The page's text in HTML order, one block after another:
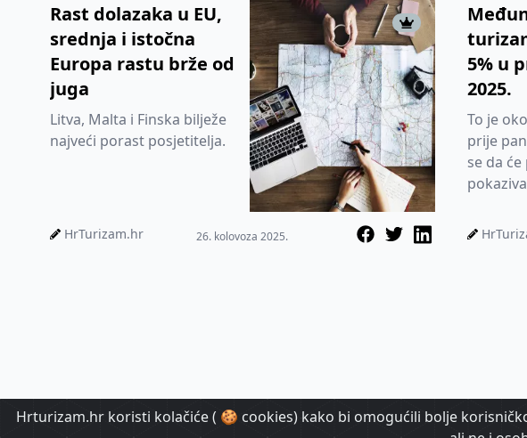
Rast dolazaka u EU,
srednja i istočna
Europa rastu brže od
juga
Litva, Malta i Finska bilježe
najveći porast posjetitelja.
HrTurizam.hr 26. kolovoza 2025.
5% u
2025.
To je
prije
se da
Hrturizam.hr koristi kolačiće ( 🍪 cookies) kako bi omogućili bolje